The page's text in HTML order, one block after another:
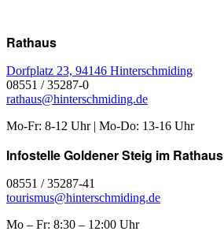
Rathaus
Dorfplatz 23, 94146 Hinterschmiding
08551 / 35287-0
rathaus@hinterschmiding.de
Mo-Fr: 8-12 Uhr | Mo-Do: 13-16 Uhr
Infostelle Goldener Steig im Rathaus
08551 / 35287-41
tourismus@hinterschmiding.de
Mo – Fr: 8:30 – 12:00 Uhr